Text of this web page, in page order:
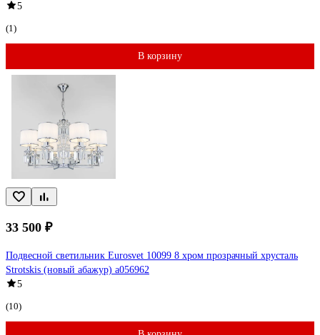
5
(1)
В корзину
33 500 ₽
Подвесной светильник Eurosvet 10099 8 хром прозрачный хрусталь
Strotskis (новый абажур) a056962
5
(10)